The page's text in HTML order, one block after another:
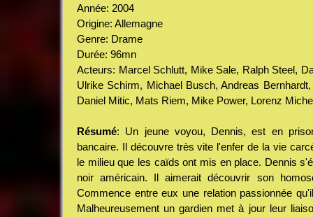
Année: 2004
Origine: Allemagne
Genre: Drame
Durée: 96mn
Acteurs: Marcel Schlutt, Mike Sale, Ralph Steel,
Ulrike Schirm, Michael Busch, Andreas
Daniel Mitic, Mats Riem, Mike Power, Lorenz
Résumé: Un jeune voyou, Dennis, est en
bancaire. Il découvre très vite l'enfer de la vie
le milieu que les caïds ont mis en place. Dennis
noir américain. Il aimerait découvrir son
Commence entre eux une relation passionnée
Malheureusement un gardien met à jour leur